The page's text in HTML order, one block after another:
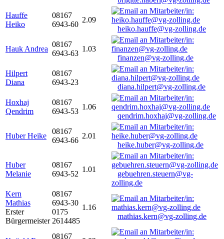
Hauffe
Heiko
08167
6943-60
2.09
heiko.hauffe@vg-zolling.de
Hauk Andrea
08167
6943-63
1.03
finanzen@vg-zolling.de
Hilpert
Diana
08167
6943-23
diana.hilpert@vg-zolling.de
Hoxhaj
Qendrim
08167
6943-53
1.06
qendrim.hoxhaj@vg-zolling.de
Huber Heike
08167
6943-66
2.01
heike.huber@vg-zolling.de
Huber
Melanie
08167
6943-52
1.01
gebuehren.steuern@vg-
zolling.de
Kern
Mathias
Erster
Bürgermeister
08167
6943-30
0175
2614485
1.16
mathias.kern@vg-zolling.de
08167